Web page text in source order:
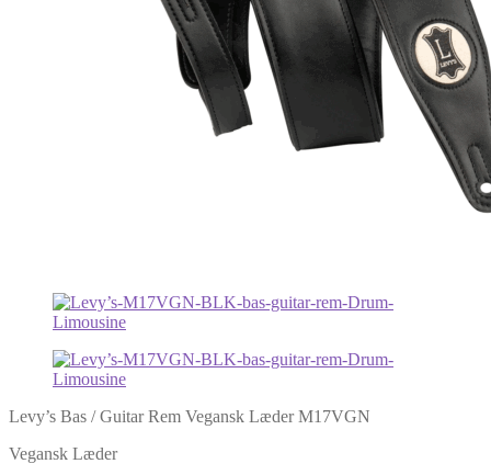
Levy’s Bas / Guitar Rem Vegansk Læder M17VGN
Vegansk Læder